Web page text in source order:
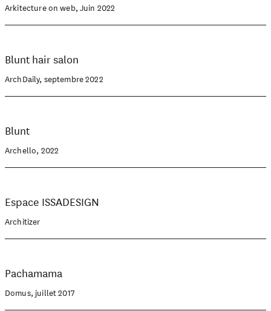
Arkitecture on web, Juin 2022
Blunt hair salon
ArchDaily, septembre 2022
Blunt
Archello, 2022
Espace ISSADESIGN
Architizer
Pachamama
Domus, juillet 2017